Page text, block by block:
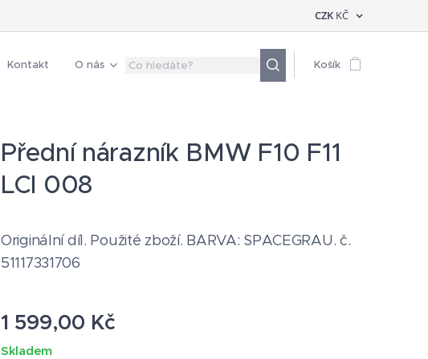
CZK KČ
Kontakt O nás Košík
Přední nárazník BMW F10 F11
LCI 008
Originální díl. Použité zboží. BARVA: SPACEGRAU. č.
51117331706
1 599,00 Kč
Skladem